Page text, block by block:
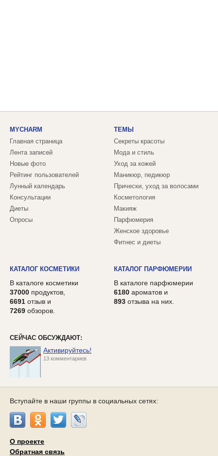
MYCHARM
Главная страница
Лента записей
Новые фото
Рейтинг пользователей
Лунный календарь
Консультации
Диеты
Опросы
ТЕМЫ
Секреты красоты
Мода и стиль
Уход за кожей
Маникюр, педикюр
Прически, уход за волосами
Косметология
Макияж
Парфюмерия
Женское здоровье
Фитнес и диеты
КАТАЛОГ КОСМЕТИКИ
В каталоге косметики
37000 продуктов,
6691 отзыв и
7269 обзоров.
КАТАЛОГ ПАРФЮМЕРИИ
В каталоге парфюмерии
6180 ароматов и
893 отзыва на них.
СЕЙЧАС ОБСУЖДАЮТ:
Активируйтесь!
13 комментариев
Вступайте в наши группы в социальных сетях:
О проекте
Обратная связь